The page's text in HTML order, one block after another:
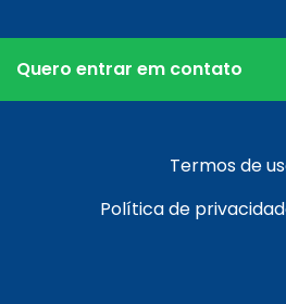
Quero entrar em contato
Termos de
Política de